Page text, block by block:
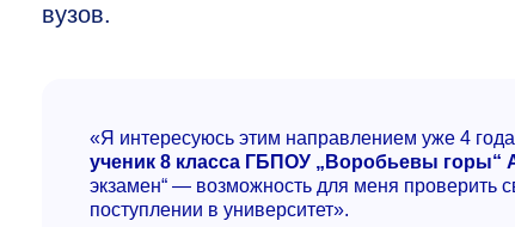
вузов.
«Я интересуюсь этим направлением уже 4
ученик 8 класса ГБПОУ „Воробьевы горы“
экзамен“ — возможность для меня
поступлении в университет».